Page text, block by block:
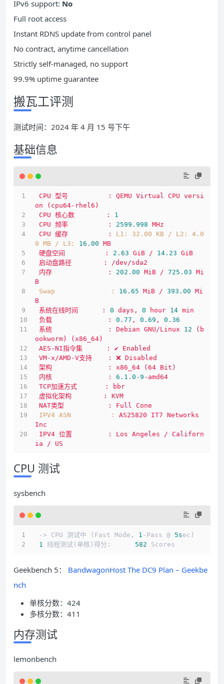
IPv6 support: No
Full root access
Instant RDNS update from control panel
No contract, anytime cancellation
Strictly self-managed, no support
99.9% uptime guarantee
搬瓦工评测
测试时间：2024 年 4 月 15 号下午
基础信息
CPU 型号 : QEMU Virtual CPU versi
on
(cpu64-rhel6)
CPU 核心数 :
1
CPU 频率 : 2599.998 MHz
CPU 缓存 :
L1: 32.00 KB / L2: 4.0
0 MB / L3:
16.00 MB
硬盘空间
: 2.63 GiB / 14.23 GiB
启动盘路径
:
/dev/sda2
内存
: 202.00 MiB / 725.03 Mi
B
Swap              :
16.65 MiB / 393.00 Mi
B
系统在线时间
: 0 days, 0 hour 14 min
负载
: 0.77 , 0.69 ,
0.36
系统
: Debian GNU/Linux 12
(b
ookworm)
(x86_64)
AES-NI指令集
: ✔ Enabled
VM-x/AMD-V支持
: ❌ Disabled
架构
: x86_64 (64 Bit)
内核
: 6.1 .0 -9 -amd64
TCP加速方式
:
bbr
虚拟化架构
:
KVM
NAT类型
: Full
Cone
IPV4 ASN          :
AS25820 IT7 Networks
Inc
IPV4 位置 : Los Angeles / Californ
ia
/ US
CPU 测试
sysbench
-> CPU 测试中 (Fast Mode, 1 -Pass @ 5sec)
1
线程测试(单核)得分: 582 Scores
Geekbench 5： BandwagonHost The DC9 Plan – Geekbe
nch
单核分数：424
多核分数：411
内存测试
lemonbench